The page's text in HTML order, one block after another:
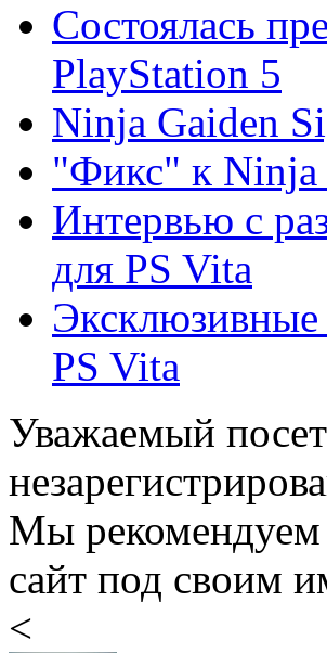
Состоялась
PlayStation 5
Ninja Gaiden
"Фикс" к Ninja
Интервью с
для PS Vita
PS Vita
Уважаемый
Мы
сайт под своим
<